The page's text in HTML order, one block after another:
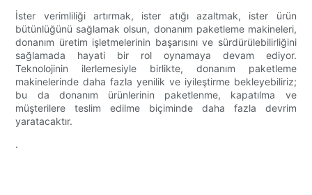
İster verimliliği artırmak, ister atığı azaltmak, ister ürün
bütünlüğünü sağlamak olsun, donanım paketleme makineleri,
donanım üretim işletmelerinin başarısını ve sürdürülebilirliğini
sağlamada hayati bir rol oynamaya devam ediyor.
Teknolojinin ilerlemesiyle birlikte, donanım paketleme
makinelerinde daha fazla yenilik ve iyileştirme bekleyebiliriz;
bu da donanım ürünlerinin paketlenme, kapatılma ve
müşterilere teslim edilme biçiminde daha fazla devrim
yaratacaktır.
.